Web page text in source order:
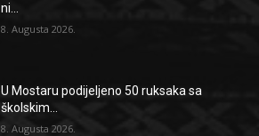
ni...
8. Augusta 2026.
U Mostaru podijeljeno 50 ruksaka sa
školskim...
8. Augusta 2026.